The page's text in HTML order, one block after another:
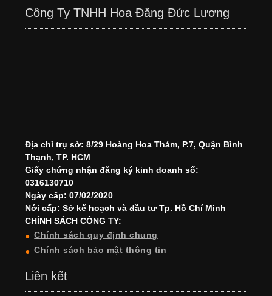
Công Ty TNHH Hoa Đăng Đức Lương
Địa chỉ trụ sở: 8/29 Hoàng Hoa Thám, P.7, Quận Bình
Thạnh, TP. HCM
Giấy chứng nhận đăng ký kinh doanh số:
0316130710
Ngày cấp: 07/02/2020
Nới cấp: Sở kế hoạch và đầu tư Tp. Hồ Chí Minh
CHÍNH SÁCH CÔNG TY:
Chính sách quy định chung
Chính sách bảo mật thông tin
Liên kết